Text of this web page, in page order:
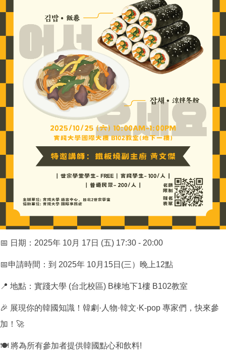
📅 日期： 2025年 10月 17 日 (五) 17:30 - 20:00
📅申請時間：到 2025年 10月 15日 (三）晚上12點
📍 地點：實踐大學 (台北校區) B棟地下1樓 B102教室
🎉 展現你的韓國知識！韓劇·人物·韓文·K-pop 專家們，快來參
加！ 🚀
🍽 將為所有參加者提供韓國點心和飲料!